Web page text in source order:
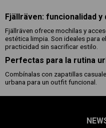
Fjällräven: funcionalidad
Fjällräven ofrece mochilas y
estética limpia. Son ideales para
practicidad sin sacrificar estilo.
Perfectas para la rutina
Combínalas con zapatillas
urbana para un outfit funcional.